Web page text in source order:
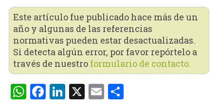
Este artículo fue publicado hace más de un
año y algunas de las referencias
normativas pueden estar desactualizadas.
Si detecta algún error, por favor repórtelo a
través de nuestro formulario de contacto.
WhatsApp
Facebook
LinkedIn
X EmailCompartir